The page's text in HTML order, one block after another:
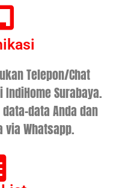
Telepon/Chat
Surabaya.
data Anda dan
Whatsapp.